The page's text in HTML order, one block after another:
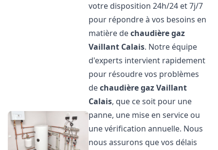
votre disposition 24h/24 et 7j/7
pour répondre à vos besoins en
matière dechaudière gaz
Vaillant Calais. Notre équipe
d'experts intervient rapidement
pour résoudre vos problèmes
dechaudière gaz Vaillant
Calais, que ce soit pour une
panne, une mise en service ou
une vérification annuelle. Nous
nous assurons que vos délais